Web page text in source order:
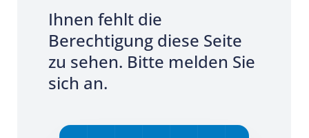
Ihnen fehlt die
Berechtigung diese Seite
zu sehen. Bitte melden Sie
sich an.